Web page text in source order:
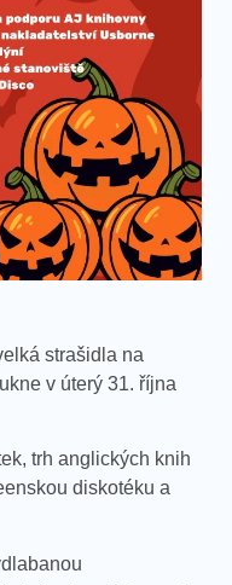
strašidla na
v úterý 31. října
trh anglických knih
diskotéku a